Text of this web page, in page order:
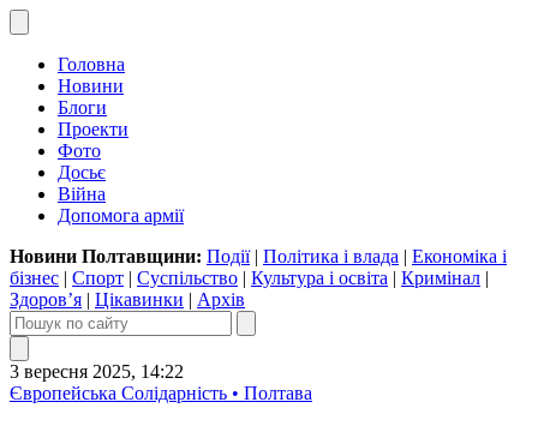
Головна
Новини
Блоги
Проекти
Фото
Досьє
Війна
Допомога армії
Новини Полтавщини: Події| Політика і влада | Економіка і
бізнес | Спорт | Суспільство | Культура і освіта | Кримінал |
Здоров’я | Цікавинки | Архів
3 вересня 2025, 14:22
Європейська Солідарність • Полтава